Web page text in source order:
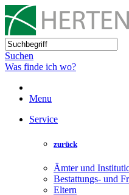
Suchen
Was finde ich wo?
Menu
Service
zurück
Ämter und
Bestattungs- und
Eltern